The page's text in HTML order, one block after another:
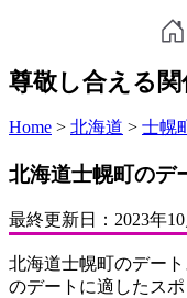
尊敬し合える
Home > 北海道 > 士幌
北海道士幌町のデ
最終更新日： 2023年
北海道士幌町のデー
のデートに適したス